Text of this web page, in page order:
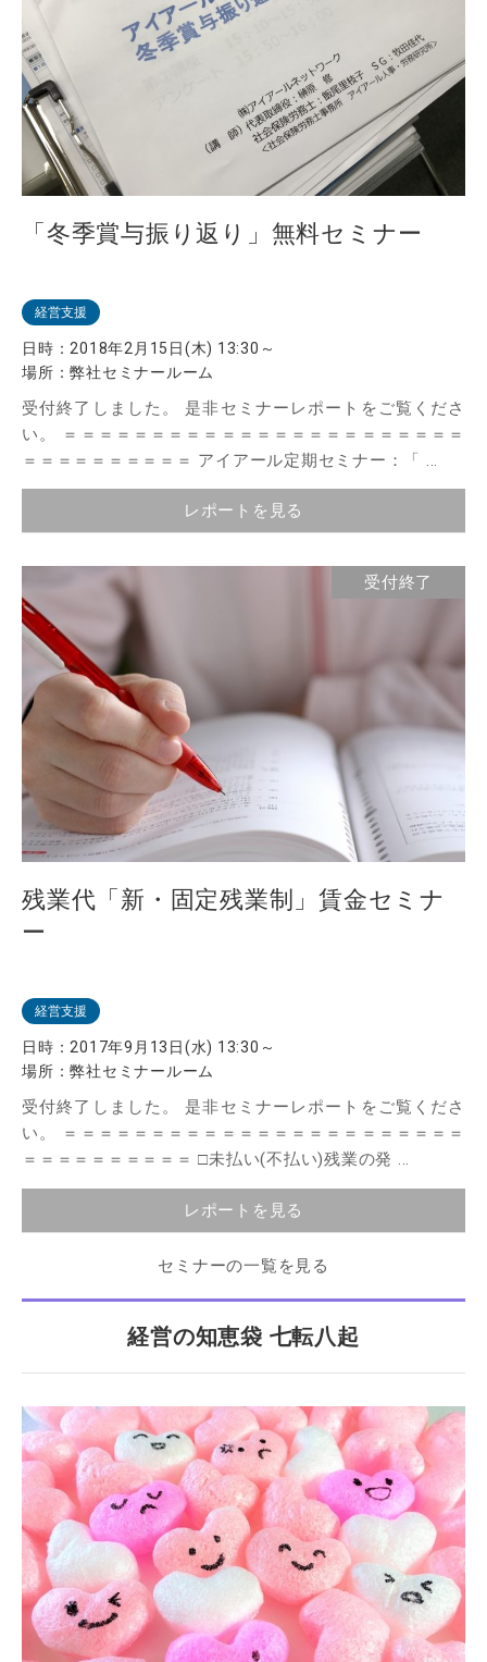
「冬季賞与振り返り」無料セミナー
経営支援
日時： 2018年2月15日(木) 13:30～
場所：弊社セミナールーム
受付終了しました。 是非セミナーレポートをご覧くださ
い。 ＝＝＝＝＝＝＝＝＝＝＝＝＝＝＝＝＝＝＝＝＝＝＝
＝＝＝＝＝＝＝＝＝＝ アイアール定期セミナー：「 ...
レポートを見る
受付終了
残業代「新・固定残業制」賃金セミナ
ー
経営支援
日時：2017年9月13日(水) 13:30～
場所：弊社セミナールーム
受付終了しました。 是非セミナーレポートをご覧くださ
い。 ＝＝＝＝＝＝＝＝＝＝＝＝＝＝＝＝＝＝＝＝＝＝＝
＝＝＝＝＝＝＝＝＝＝ □未払い(不払い)残業の発 ...
レポートを見る
セミナーの一覧を見る
経営の知恵袋 七転八起